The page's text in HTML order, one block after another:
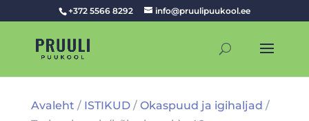
+372 5566 8292 info@pruulipuukool.ee
Avaleht / ISTIKUD/ Okaspuud ja igihaljad /